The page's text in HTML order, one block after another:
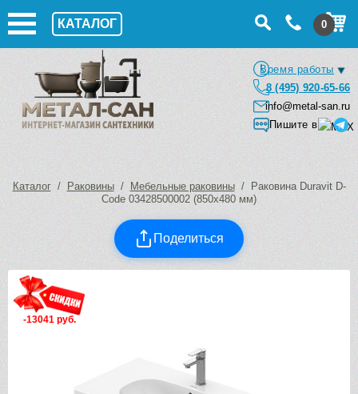
КАТАЛОГ 0
Время работы
8 (495) 920-65-66
info@metal-san.ru
Пишите в
Каталог/ Раковины/ Мебельные раковины/ Раковина Duravit D-
Code 03428500002 (850х480 мм)
Поделиться
-13041 руб.